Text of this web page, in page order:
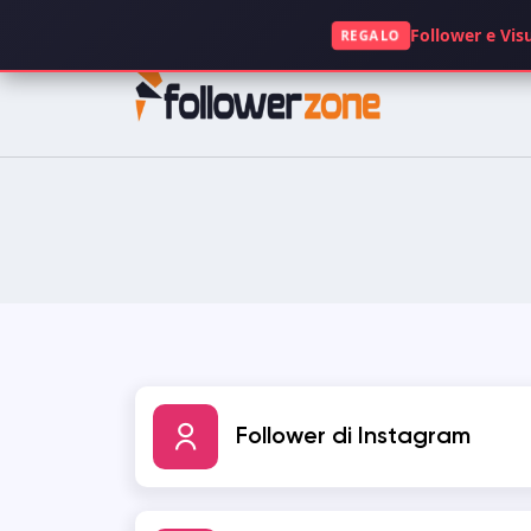
REGALO Follower e
CLUBHOUSE OPENSEA
Follower di Instagram